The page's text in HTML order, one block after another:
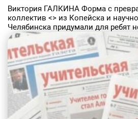
Виктория ГАЛКИНА Форма с
коллектив <> из Копейска и
Челябинска придумали для ребят